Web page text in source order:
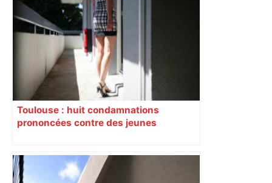
Toulouse : huit condamnations
prononcées contre des jeunes